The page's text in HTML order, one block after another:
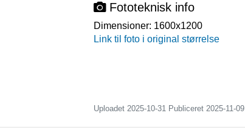
Fototeknisk info
Dimensioner: 1600x1200
Link til foto i original størrelse
Uploadet 2025-10-31 Publiceret 2025-11-09